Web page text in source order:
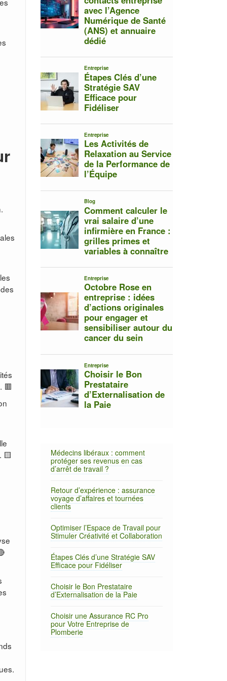
🟥
🟨
Médecins libéraux : comment
protéger ses revenus en cas
d’arrêt de travail ?
Retour d’expérience : assurance
voyage d’affaires et tournées
clients
Optimiser l’Espace de Travail pour
Stimuler Créativité et Collaboration
Étapes Clés d’une Stratégie SAV
Efficace pour Fidéliser
Choisir le Bon Prestataire
d’Externalisation de la Paie
Choisir une Assurance RC Pro
pour Votre Entreprise de
Plomberie